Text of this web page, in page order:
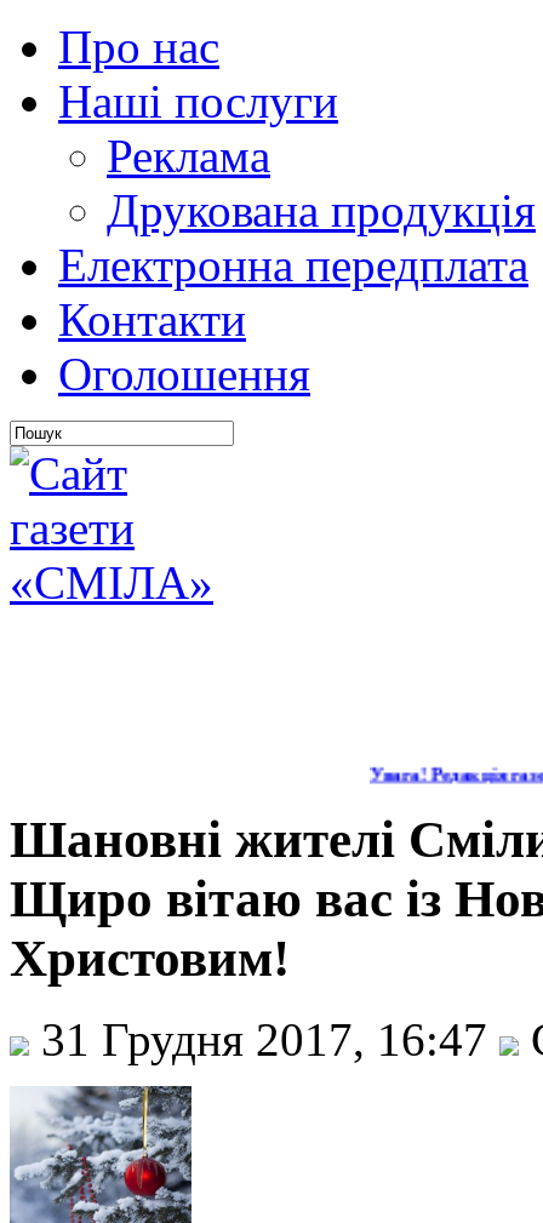
Про нас
Наші послуги
Реклама
Друкована продукція
Електронна передплата
Контакти
Оголошення
Увага! Редакція
Шановні жителі
Щиро вітаю вас із
Христовим!
31 Грудня 2017, 16:47